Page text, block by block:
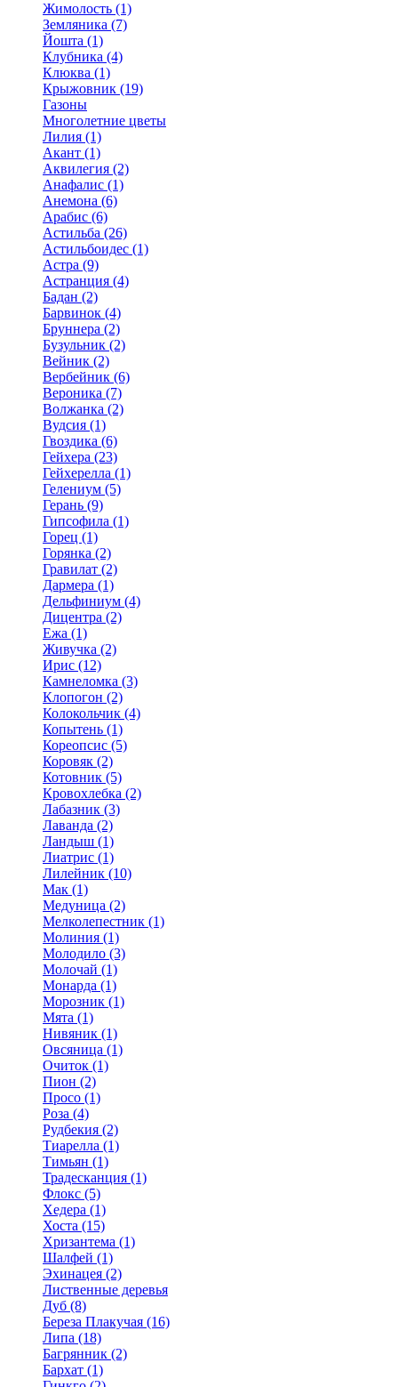
Жимолость (1)
Земляника (7)
Йошта (1)
Клубника (4)
Клюква (1)
Крыжовник (19)
Газоны
Многолетние цветы
Лилия (1)
Акант (1)
Аквилегия (2)
Анафалис (1)
Анемона (6)
Арабис (6)
Астильба (26)
Астильбоидес (1)
Астра (9)
Астранция (4)
Бадан (2)
Барвинок (4)
Бруннера (2)
Бузульник (2)
Вейник (2)
Вербейник (6)
Вероника (7)
Волжанка (2)
Вудсия (1)
Гвоздика (6)
Гейхера (23)
Гейхерелла (1)
Гелениум (5)
Герань (9)
Гипсофила (1)
Горец (1)
Горянка (2)
Гравилат (2)
Дармера (1)
Дельфиниум (4)
Дицентра (2)
Ежа (1)
Живучка (2)
Ирис (12)
Камнеломка (3)
Клопогон (2)
Колокольчик (4)
Копытень (1)
Кореопсис (5)
Коровяк (2)
Котовник (5)
Кровохлебка (2)
Лабазник (3)
Лаванда (2)
Ландыш (1)
Лиатрис (1)
Лилейник (10)
Мак (1)
Медуница (2)
Мелколепестник (1)
Молиния (1)
Молодило (3)
Молочай (1)
Монарда (1)
Морозник (1)
Мята (1)
Нивяник (1)
Овсяница (1)
Очиток (1)
Пион (2)
Просо (1)
Роза (4)
Рудбекия (2)
Тиарелла (1)
Тимьян (1)
Традесканция (1)
Флокс (5)
Хедера (1)
Хоста (15)
Хризантема (1)
Шалфей (1)
Эхинацея (2)
Лиственные деревья
Дуб (8)
Береза Плакучая (16)
Липа (18)
Багрянник (2)
Бархат (1)